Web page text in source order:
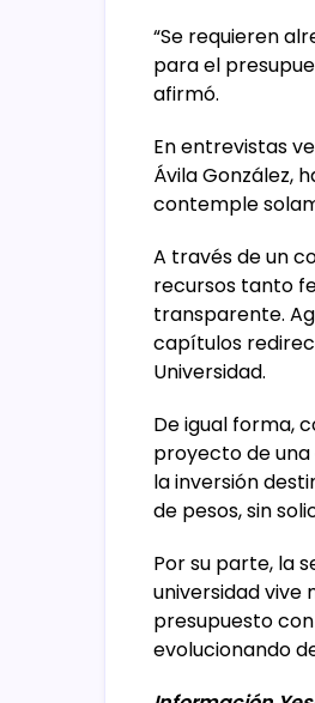
“Se requieren
para el
afirmó.
En entrevistas
Ávila González,
contemple
A través de un
recursos tanto
transparente.
capítulos
Universidad.
De igual forma,
proyecto de
la inversión
de pesos, sin
Por su parte, la
universidad vive
presupuesto
evolucionando